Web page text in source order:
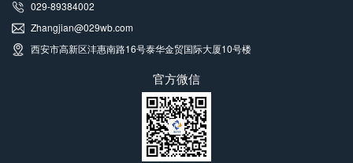
029-89384002
Zhangjian@029wb.com
西安市高新区沣惠南路16号泰华金贸国际大厦10号楼
官方微信